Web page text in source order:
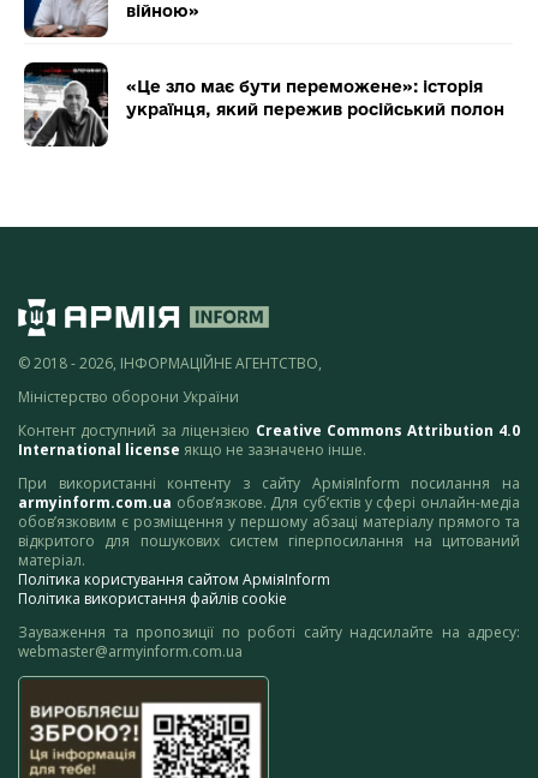
війною»
«Це зло має бути переможене»: історія
українця, який пережив російський полон
© 2018 - 2026, ІНФОРМАЦІЙНЕ АГЕНТСТВО,
Міністерство оборони України
Контент доступний за ліцензією Creative Commons Attribution 4.0
International license якщо не зазначено інше.
При використанні контенту з сайту АрміяInform посилання на
armyinform.com.ua обов’язкове. Для суб’єктів у сфері онлайн-медіа
обов’язковим є розміщення у першому абзаці матеріалу прямого та
відкритого для пошукових систем гіперпосилання на цитований
матеріал.
Політика користування сайтом АрміяInform
Політика використання файлів cookie
Зауваження та пропозиції по роботі сайту надсилайте на адресу:
webmaster@armyinform.com.ua